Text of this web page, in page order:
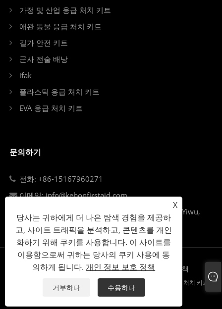
가정 및 산업 응급 처치 키트
애완 동물 응급 처치 키트
길가 안전 키트
군사 전술 배낭
ifak
플라스틱 응급 처치 키트
EVA 응급 처치 키트
문의하기
전화: +86-15167960271
이메일: info@kebonfirstaid.com
Add: Jiangdong Industry Park, Jiangdong Street, Yiwu,
China.
Links Sitemap RSS XML 개인 정보 보호 정책
Copyright © 2023 Yiwu Kebon Medical Supplies Co., Ltd. - 응급 처치 키트,
응급 처치 상자, 응급 키트 - 판권 소유
X
당사는 귀하에게 더 나은 탐색 경험을 제공하
고, 사이트 트래픽을 분석하고, 콘텐츠를 개인
화하기 위해 쿠키를 사용합니다. 이 사이트를
이용함으로써 귀하는 당사의 쿠키 사용에 동
의하게 됩니다. 개인 정보 보호 정책
거부하다 수용하다